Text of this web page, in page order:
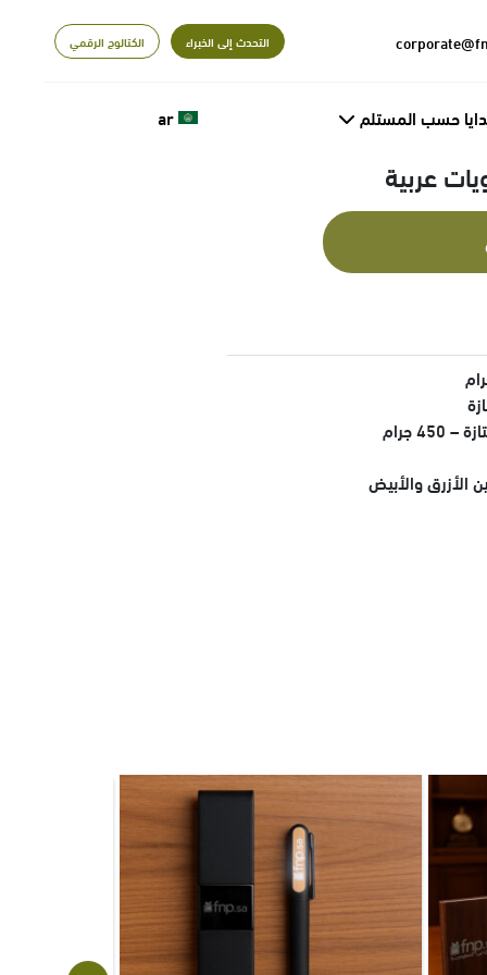
التحدث إلى الخبراء الكتالوج الرقمي
حسب المستلم ar
عربية
جرام
الأزرق والأبيض